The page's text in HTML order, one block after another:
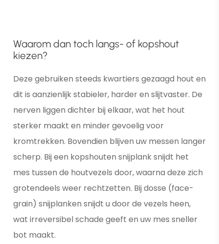
Waarom dan toch langs- of kopshout
kiezen?
Deze gebruiken steeds kwartiers gezaagd hout en
dit is aanzienlijk stabieler, harder en slijtvaster. De
nerven liggen dichter bij elkaar, wat het hout
sterker maakt en minder gevoelig voor
kromtrekken. Bovendien blijven uw messen langer
scherp. Bij een kopshouten snijplank snijdt het
mes tussen de houtvezels door, waarna deze zich
grotendeels weer rechtzetten. Bij dosse (face-
grain) snijplanken snijdt u door de vezels heen,
wat irreversibel schade geeft en uw mes sneller
bot maakt.